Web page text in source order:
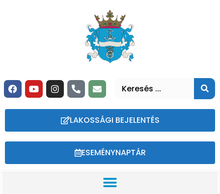
LAKOSSÁGI BEJELENTÉS
ESEMÉNYNAPTÁR